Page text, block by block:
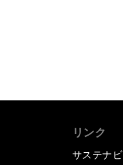
リンク
サステナ